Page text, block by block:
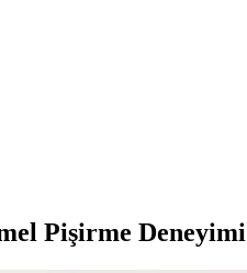
Pişirme Deneyimi